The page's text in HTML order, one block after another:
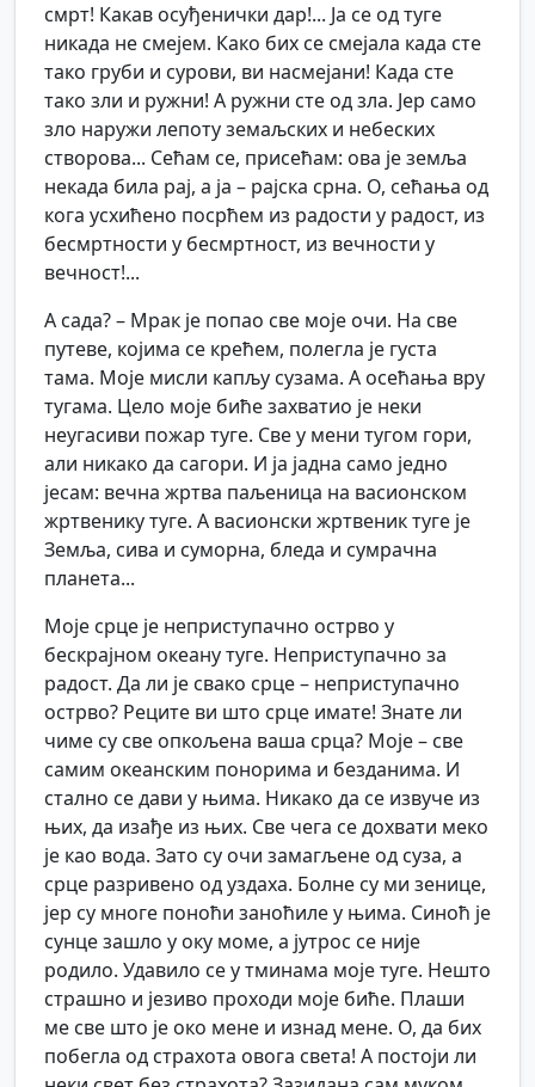
смрт! Какав осуђенички дар!... Ја се од туге
никада не смејем. Како бих се смејала када сте
тако груби и сурови, ви насмејани! Када сте
тако зли и ружни! А ружни сте од зла. Јер само
зло наружи лепоту земаљских и небеских
створова... Сећам се, присећам: ова је земља
некада била рај, а ја – рајска срна. О, сећања од
кога усхићено посрћем из радости у радост, из
бесмртности у бесмртност, из вечности у
вечност!...
А сада? – Мрак је попао све моје очи. На све
путеве, којима се крећем, полегла је густа
тама. Моје мисли капљу сузама. А осећања вру
тугама. Цело моје биће захватио је неки
неугасиви пожар туге. Све у мени тугом гори,
али никако да сагори. И ја јадна само једно
јесам: вечна жртва паљеница на васионском
жртвенику туге. А васионски жртвеник туге је
Земља, сива и суморна, бледа и сумрачна
планета...
Моје срце је неприступачно острво у
бескрајном океану туге. Неприступачно за
радост. Да ли је свако срце – неприступачно
острво? Реците ви што срце имате! Знате ли
чиме су све опкољена ваша срца? Моје – све
самим океанским понорима и безданима. И
стално се дави у њима. Никако да се извуче из
њих, да изађе из њих. Све чега се дохвати меко
је као вода. Зато су очи замагљене од суза, а
срце разривено од уздаха. Болне су ми зенице,
јер су многе поноћи заноћиле у њима. Синоћ је
сунце зашло у оку моме, а јутрос се није
родило. Удавило се у тминама моје туге. Нешто
страшно и језиво проходи моје биће. Плаши
ме све што је око мене и изнад мене. О, да бих
побегла од страхота овога света! А постоји ли